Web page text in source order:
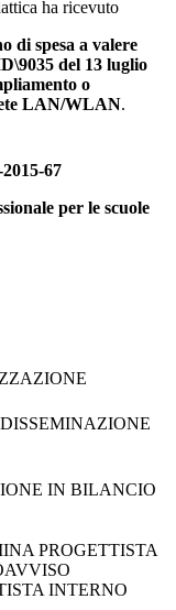
ha ricevuto
di spesa a valere
del 13 luglio
o
LAN/WLAN.
67
per le scuole
IN BILANCIO
PROGETTISTA
AVVISO
INTERNO